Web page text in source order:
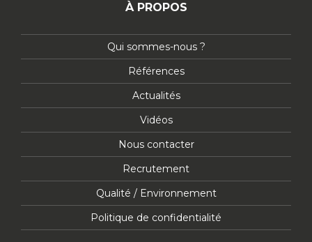
À PROPOS
Qui sommes-nous ?
Références
Actualités
Vidéos
Nous contacter
Recrutement
Qualité / Environnement
Politique de confidentialité